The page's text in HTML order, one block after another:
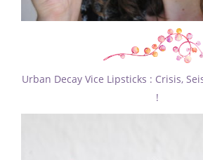
Urban Decay Vice Lipsticks : Crisis,
!